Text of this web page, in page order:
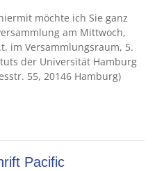
möchte ich Sie ganz
am Mittwoch,
im Versammlungsraum, 5.
der Universität Hamburg
55, 20146 Hamburg)
Pacific